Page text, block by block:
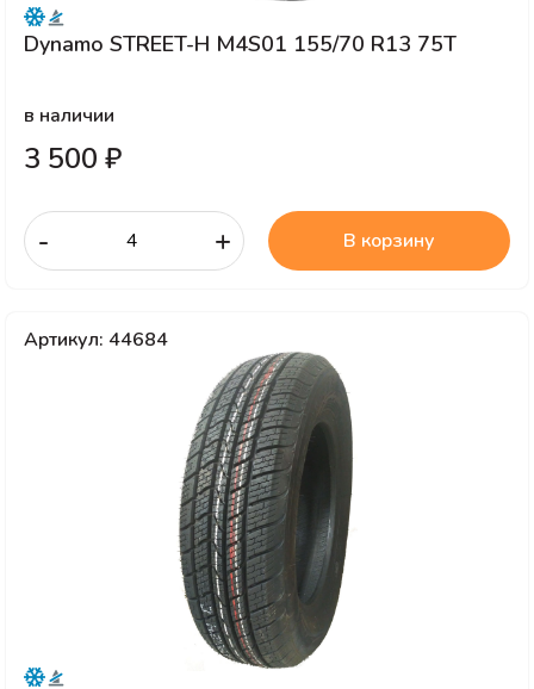
Dynamo STREET-H M4S01 155/70 R13 75T
в наличии
3 500 ₽
- + В корзину
Артикул: 44684